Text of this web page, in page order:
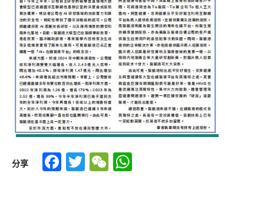
分享 Facebook
TwitterWeChat